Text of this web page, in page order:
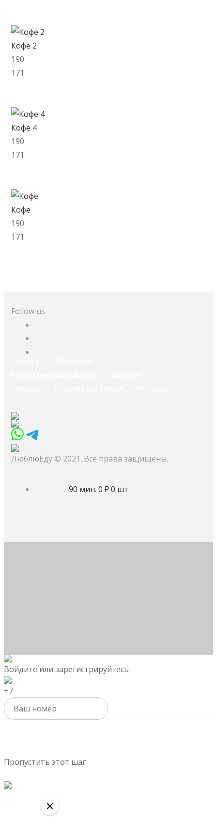
Кофе 2
190
171
Кофе 4
190
171
Кофе
190
171
Follow us
ЛюблюЕду © 2021. Все права защищены.
90 мин. 0 ₽0 шт
Войдите или зарегистрируйтесь
+7
Пропустить этот шаг